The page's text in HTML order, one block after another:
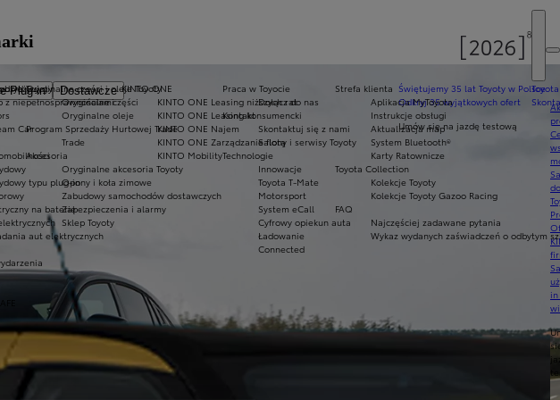
Plug-in
Dostawcze
Toyoty
niepełnosprawnościami
Świętujemy 35 lat Toyoty w Polsce
Odkryj 35 wyjątkowych ofert
Umów się na jazdę testową
Car
typu plug-in
na baterię
aut elektrycznych
Praca w Toyocie
Dołącz do nas
Kontakt
Skontaktuj się z nami
Salony i serwisy Toyoty
Technologie
Innowacje
Toyota T-Mate
Motorsport
System eCall
Cyfrowy opiekun auta
Ładowanie
Connected
KINTO ONE
KINTO ONE Leasing niższych rat
KINTO ONE Leasing konsumencki
KINTO ONE Najem
KINTO ONE Zarządzanie flotą
KINTO Mobility
Oryginalne części i oleje Toyoty
Oryginalne części
Oryginalne oleje
Program Sprzedaży Hurtowej Trade
Trade
Akcesoria
Oryginalne akcesoria Toyoty
Opony i koła zimowe
Zabudowy samochodów dostawczych
Zabezpieczenia i alarmy
Sklep Toyoty
Strefa klienta
Aplikacja MyToyota
Instrukcje obsługi
Aktualizacja map
System Bluetooth®
Karty Ratownicze
Toyota Collection
Kolekcje Toyoty
Kolekcje Toyoty Gazoo Racing
FAQ
Najczęściej zadawane pytania
Wykaz wydanych zaświadczeń o odbytym